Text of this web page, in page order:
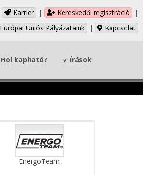
Karrier | Kereskedői regisztráció
|
Európai Uniós Pályázataink
| Kapcsolat
Hol kapható? Írások
EnergoTeam